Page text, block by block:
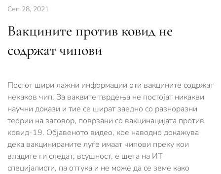
Сеп 28, 2021
Вакцините против ковид не
содржат чипови
Постот шири лажни информации оти вакцините содржат
некаков чип. За ваквите тврдења не постојат никакви
научни докази и тие се шират заедно со разноразни
теории на заговор, поврзани со вакцинацијата против
ковид-19. Објавеното видео, кое наводно докажува
дека вакцинираните луѓе имаат чипови преку кои
владите ги следат, всушност, е шега на ИТ
специјалисти, па оттука и не може да се земе како